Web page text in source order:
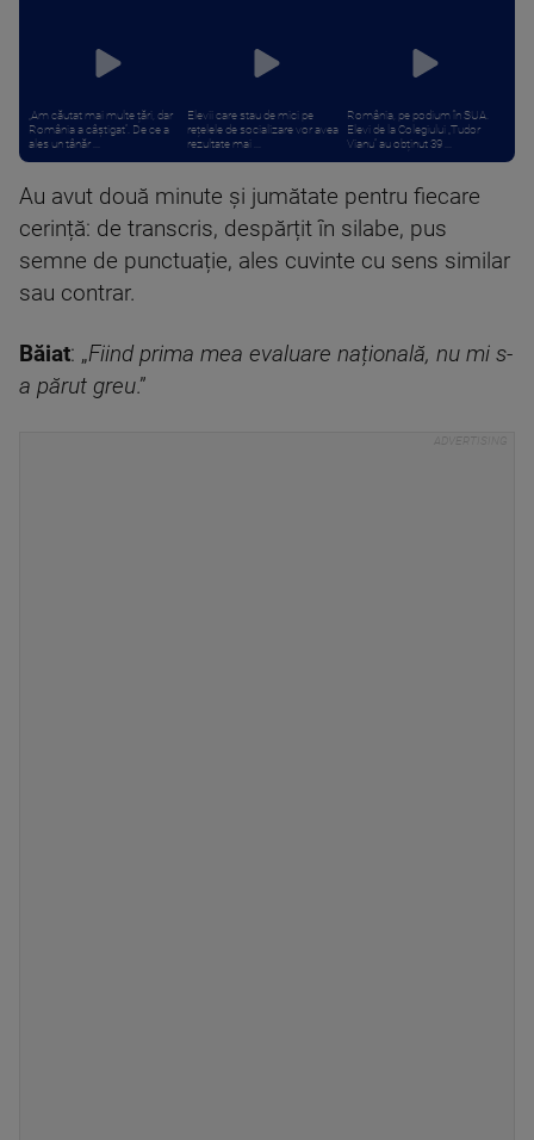
„Am căutat mai multe țări, dar
România a câștigat”. De ce a
ales un tânăr ...
Elevii care stau de mici pe
rețelele de socializare vor avea
rezultate mai ...
România, pe podium în SUA.
Elevi de la Colegiului „Tudor
Vianu” au obținut 39 ...
Au avut două minute și jumătate pentru fiecare
cerință: de transcris, despărțit în silabe, pus
semne de punctuație, ales cuvinte cu sens similar
sau contrar.
Băiat: „Fiind prima mea evaluare națională, nu mi s-
a părut greu.”